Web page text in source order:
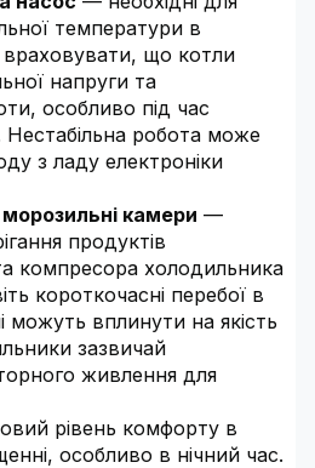
температури в
що котли
напруги та
особливо під час
робота може
з ладу електроніки
камери —
продуктів
компресора холодильника
короткочасні перебої в
можуть вплинути на якість
зазвичай
живлення для
рівень комфорту в
особливо в нічний час.